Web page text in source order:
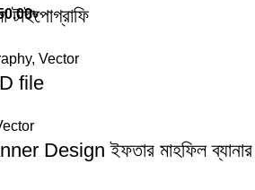
৳
টাইপোগ্রাফি
, Vector
file
Design ইফতার মাহফিল ব্যানার